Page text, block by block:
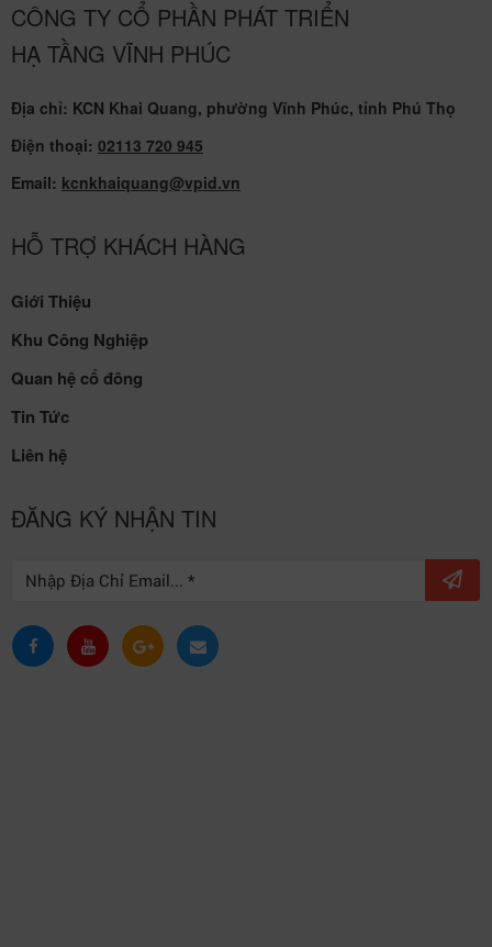
CÔNG TY CỔ PHẦN PHÁT TRIỂN
HẠ TẦNG VĨNH PHÚC
Địa chỉ: KCN Khai Quang, phường Vĩnh Phúc, tỉnh Phú Thọ
Điện thoại: 02113 720 945
Email: kcnkhaiquang@vpid.vn
HỖ TRỢ KHÁCH HÀNG
Giới Thiệu
Khu Công Nghiệp
Quan hệ cổ đông
Tin Tức
Liên hệ
ĐĂNG KÝ NHẬN TIN